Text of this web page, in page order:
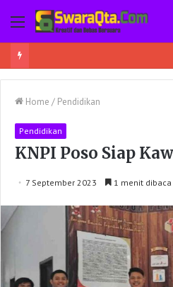
Menu
Home / Pendidikan
Pendidikan
KNPI Poso Siap
7 September 2023 1 menit dibaca